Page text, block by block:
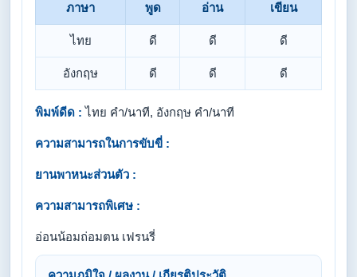
ภาษา พูด อ่าน เขียน
ไทย ดี ดี ดี
อังกฤษ ดี ดี ดี
พิมพ์ดีด : ไทย คำ/นาที, อังกฤษ คำ/นาที
ความสามารถในการขับขี่ :
ยานพาหนะส่วนตัว :
ความสามารถพิเศษ :
อ่อนน้อมถ่อมตน เฟรนรี่